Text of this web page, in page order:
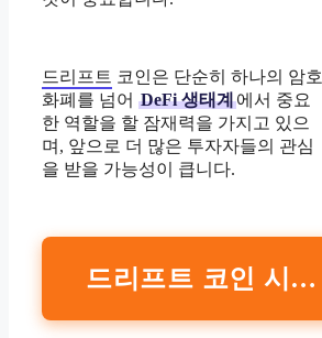
드리프트 코인은 단순히 하나의 암호
화폐를 넘어 DeFi 생태계에서 중요
한 역할을 할 잠재력을 가지고 있으
며, 앞으로 더 많은 투자자들의 관심
을 받을 가능성이 큽니다.
드리프트 코인 시세 조회하기